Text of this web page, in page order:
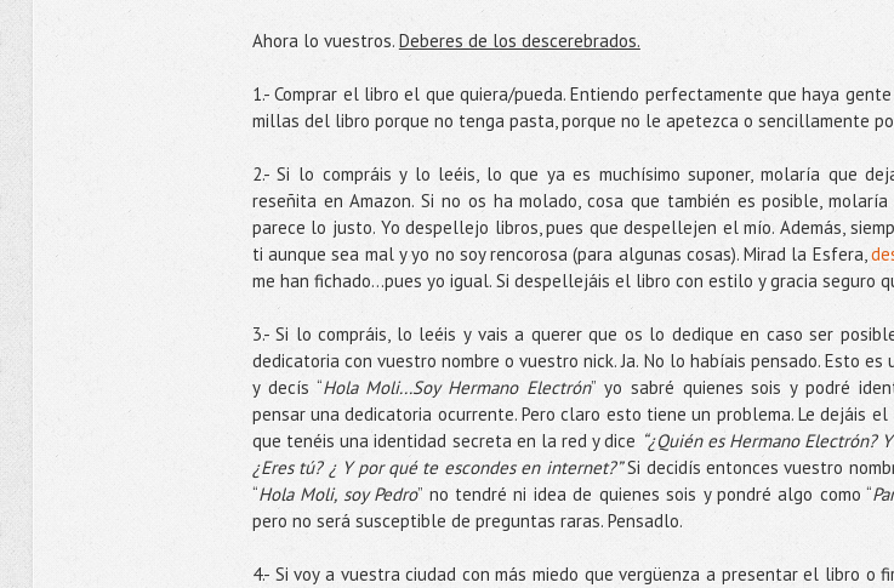
Ahora lo vuestros. Deberes de los descerebrados.
1.- Comprar el libro el que quiera/pueda. Entiendo perfectamente que haya
millas del libro porque no tenga pasta, porque no le apetezca o sencillamente
2.- Si lo compráis y lo leéis, lo que ya es muchísimo suponer, molaría que
reseñita en Amazon. Si no os ha molado, cosa que también es posible,
parece lo justo. Yo despellejo libros, pues que despellejen el mío. Además,
ti aunque sea mal y yo no soy rencorosa (para algunas cosas). Mirad la Esfera,
me han fichado…pues yo igual. Si despellejáis el libro con estilo y gracia seguro
3.- Si lo compráis, lo leéis y vais a querer que os lo dedique en caso ser
dedicatoria con vuestro nombre o vuestro nick. Ja. No lo habíais pensado. Esto
y decís “Hola Moli...Soy Hermano Electrón” yo sabré quienes sois y podré
pensar una dedicatoria ocurrente. Pero claro esto tiene un problema. Le dejáis
que tenéis una identidad secreta en la red y dice “¿Quién es Hermano Electrón?
¿Eres tú? ¿ Y por qué te escondes en internet?”Si decidís entonces vuestro
“Hola Moli, soy Pedro” no tendré ni idea de quienes sois y pondré algo como “
pero no será susceptible de preguntas raras. Pensadlo.
4.- Si voy a vuestra ciudad con más miedo que vergüenza a presentar el libro o